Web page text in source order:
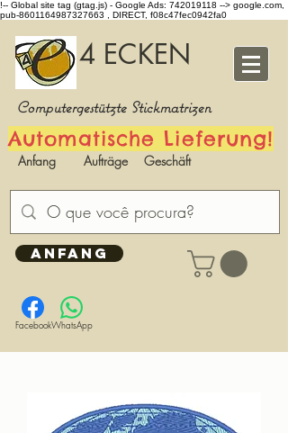
!-- Global site tag (gtag.js) - Google Ads: 742019118 --> google.com,
pub-8601164987327663 , DIRECT, f08c47fec0942fa0
4 ECKEN
Computergestützte Stickmatrizen
Automatische Lieferung!
Anfang Aufträge Geschäft
ANFANG
FacebookWhatsApp